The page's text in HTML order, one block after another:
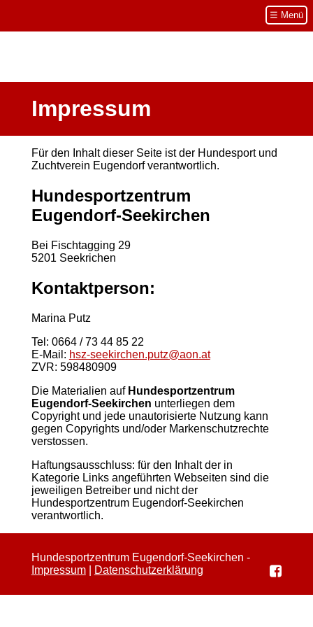
☰ Menü
Impressum
Für den Inhalt dieser Seite ist der Hundesport und
Zuchtverein Eugendorf verantwortlich.
Hundesportzentrum
Eugendorf-Seekirchen
Bei Fischtagging 29
5201 Seekrichen
Kontaktperson:
Marina Putz
Tel: 0664 / 73 44 85 22
E-Mail: hsz-seekirchen.putz@aon.at
ZVR: 598480909
Die Materialien auf Hundesportzentrum
Eugendorf-Seekirchen unterliegen dem
Copyright und jede unautorisierte Nutzung kann
gegen Copyrights und/oder Markenschutzrechte
verstossen.
Haftungsausschluss: für den Inhalt der in
Kategorie Links angeführten Webseiten sind die
jeweiligen Betreiber und nicht der
Hundesportzentrum Eugendorf-Seekirchen
verantwortlich.
Hundesportzentrum Eugendorf-Seekirchen -
Impressum| Datenschutzerklärung